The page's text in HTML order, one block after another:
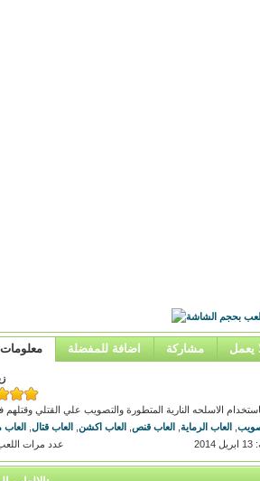
معلومات اضافة للمفضلة مشاركة يعمل
الاسلحه النارية المتطورة والتصويب علي القتلي وقتلهم
العاب الرماية العاب قنص العاب اكشن العاب قتال العاب
عدد مرات اللعب: